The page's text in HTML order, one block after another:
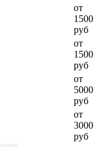
от
1500
руб
от
1500
руб
от
5000
руб
от
3000
руб